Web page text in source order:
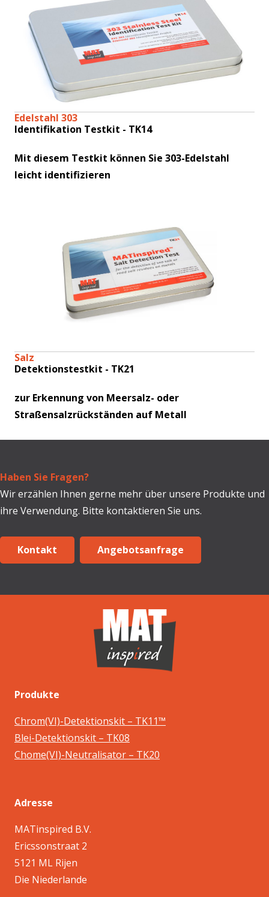
Edelstahl 303
Identifikation Testkit - TK14
Mit diesem Testkit können Sie 303-Edelstahl
leicht identifizieren
Salz
Detektionstestkit - TK21
zur Erkennung von Meersalz- oder
Straßensalzrückständen auf Metall
Haben Sie Fragen?
Wir erzählen Ihnen gerne mehr über unsere Produkte und
ihre Verwendung. Bitte kontaktieren Sie uns.
Kontakt Angebotsanfrage
Produkte
Chrom(VI)-Detektionskit – TK11™
Blei-Detektionskit – TK08
Chome(VI)-Neutralisator – TK20
Adresse
MATinspired B.V.
Ericssonstraat 2
5121 ML Rijen
Die Niederlande